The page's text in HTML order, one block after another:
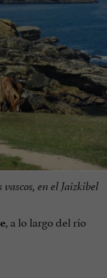
en el Jaizkibel
, a lo largo del río